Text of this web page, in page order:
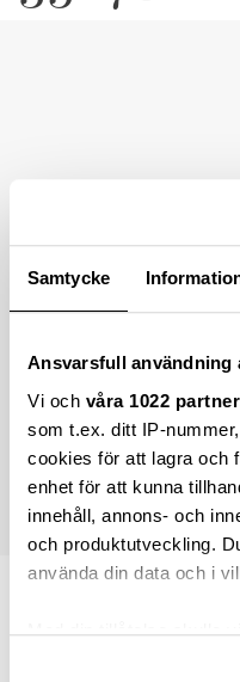
Samtycke
Ansvarsfull användning
Vi och våra 1022
som t.ex. ditt IP-
cookies för att lagra och
enhet för att kunna
innehåll, annons- och
och produktutveckling.
använda din data och i
Med din tillåtelse skulle